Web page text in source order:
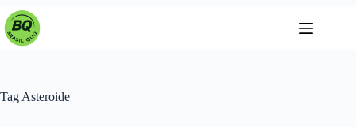
Pular
para
Tag Asteroide